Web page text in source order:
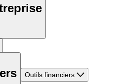
Outils financiers